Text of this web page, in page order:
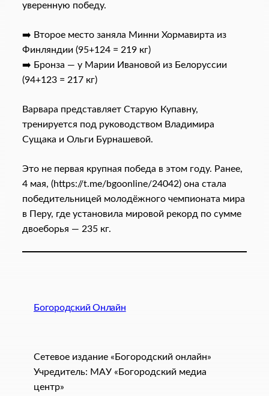
уверенную победу.
➡️ Второе место заняла Минни Хормавирта из
Финляндии (95+124 = 219 кг)
➡️ Бронза — у Марии Ивановой из Белоруссии
(94+123 = 217 кг)
Варвара представляет Старую Купавну,
тренируется под руководством Владимира
Сущака и Ольги Бурнашевой.
Это не первая крупная победа в этом году. Ранее,
4 мая, (https://t.me/bgoonline/24042) она стала
победительницей молодёжного чемпионата мира
в Перу, где установила мировой рекорд по сумме
двоеборья — 235 кг.
Богородский Онлайн
Сетевое издание «Богородский онлайн»
Учредитель: МАУ «Богородский медиа
центр»